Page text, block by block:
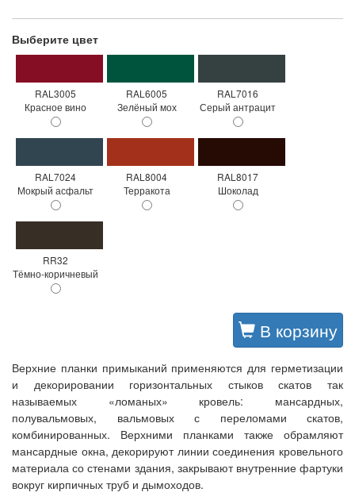
Выберите цвет
RAL3005
Красное вино
RAL6005
Зелёный мох
RAL7016
Серый антрацит
RAL7024
Мокрый асфальт
RAL8004
Терракота
RAL8017
Шоколад
RR32
Тёмно-коричневый
В корзину
Верхние планки примыканий применяются для герметизации
и декорировании горизонтальных стыков скатов так
называемых «ломаных» кровель: мансардных,
полувальмовых, вальмовых с переломами скатов,
комбинированных. Верхними планками также обрамляют
мансардные окна, декорируют линии соединения кровельного
материала со стенами здания, закрывают внутренние фартуки
вокруг кирпичных труб и дымоходов.